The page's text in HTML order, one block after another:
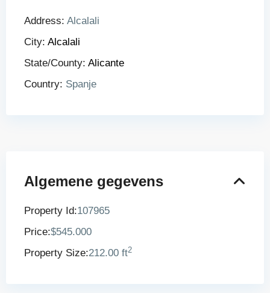
Address: Alcalali
City: Alcalali
State/County: Alicante
Country: Spanje
Algemene gegevens
Property Id:107965
Price:$545.000
Property Size:212.00 ft2